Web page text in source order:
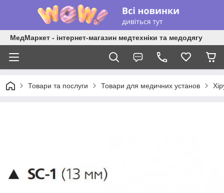
МедМаркет - інтернет-магазин медтехніки та медодягу
Товари та послуги Товари для медичних установ